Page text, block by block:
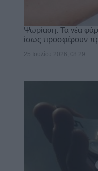
Ψωρίαση: Τα νέα
ίσως προσφέρουν
25 Ιουλίου 2026, 08:29